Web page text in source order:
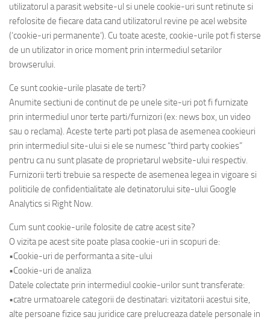
utilizatorul a parasit website-ul si unele cookie-uri sunt retinute si
refolosite de fiecare data cand utilizatorul revine pe acel website
(‘cookie-uri permanente‘). Cu toate aceste, cookie-urile pot fi sterse
de un utilizator in orice moment prin intermediul setarilor
browserului.
Ce sunt cookie-urile plasate de terti?
Anumite sectiuni de continut de pe unele site-uri pot fi furnizate
prin intermediul unor terte parti/furnizori (ex: news box, un video
sau o reclama). Aceste terte parti pot plasa de asemenea cookieuri
prin intermediul site-ului si ele se numesc “third party cookies”
pentru ca nu sunt plasate de proprietarul website-ului respectiv.
Furnizorii terti trebuie sa respecte de asemenea legea in vigoare si
politicile de confidentialitate ale detinatorului site-ului Google
Analytics si Right Now.
Cum sunt cookie-urile folosite de catre acest site?
O vizita pe acest site poate plasa cookie-uri in scopuri de:
•Cookie-uri de performanta a site-ului
•Cookie-uri de analiza
Datele colectate prin intermediul cookie-urilor sunt transferate:
•catre urmatoarele categorii de destinatari: vizitatorii acestui site,
alte persoane fizice sau juridice care prelucreaza datele personale in